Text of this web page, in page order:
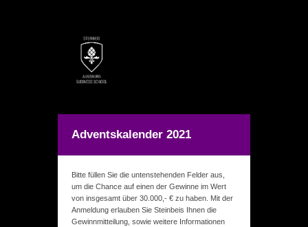
Adventskalender 2021
Bitte füllen Sie die untenstehenden Felder aus,
um die Chance auf einen der Gewinne im Wert
von insgesamt über 30.000,- € zu haben. Mit der
Anmeldung erlauben Sie Steinbeis Ihnen die
Gewinnmitteilung, sowie weitere Informationen